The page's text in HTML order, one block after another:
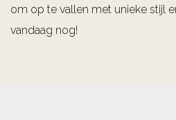
om op te vallen met unieke stijl
vandaag nog!